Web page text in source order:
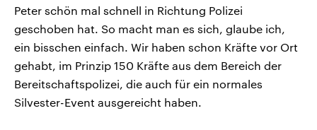
Peter schön mal schnell in Richtung Polizei
geschoben hat. So macht man es sich, glaube ich,
ein bisschen einfach. Wir haben schon Kräfte vor Ort
gehabt, im Prinzip 150 Kräfte aus dem Bereich der
Bereitschaftspolizei, die auch für ein normales
Silvester-Event ausgereicht haben.